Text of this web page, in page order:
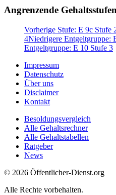
Angrenzende Gehaltsstufen
Vorherige Stufe: E 9c Stufe
4Niedrigere Entgeltgruppe:
Entgeltgruppe: E 10 Stufe 3
Impressum
Datenschutz
Über uns
Disclaimer
Kontakt
Besoldungsvergleich
Alle Gehaltsrechner
Alle Gehaltstabellen
Ratgeber
News
© 2026 Öffentlicher-Dienst.org
Alle Rechte vorbehalten.